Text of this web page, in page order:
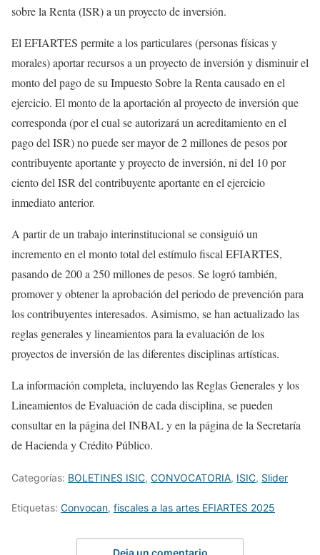
sobre la Renta (ISR) a un proyecto de inversión.
El EFIARTES permite a los particulares (personas físicas y
morales) aportar recursos a un proyecto de inversión y disminuir el
monto del pago de suImpuestoSobre laRenta causado en el
ejercicio. El monto de la aportación al proyecto de inversión que
corresponda (por el cual se autorizará unacreditamientoen el
pago del ISR) no puede ser mayor de 2 millones de pesos por
contribuyente aportante yproyecto de inversión, ni del 10por
cientodel ISR del contribuyente aportante en el ejercicio
inmediato anterior.
A partir de un trabajo interinstitucional se consiguió un
incremento en el monto total del estímulo fiscal EFIARTES,
pasando de 200 a 250 millones de pesos. Se logró también,
promover y obtener la aprobación del periodo de prevención para
los contribuyentes interesados. Asimismo, se han actualizado las
reglas generales y lineamientos para la evaluación de los
proyectos de inversión de las diferentes disciplinas artísticas.
La información completa, incluyendo las Reglas Generales y los
Lineamientos de Evaluación de cada disciplina, se pueden
consultar en la página del INBAL y en la página de la Secretaría
de Hacienda y Crédito Público.
Categorías: BOLETINES ISIC, CONVOCATORIA, ISIC, Slider
Etiquetas: Convocan, fiscales a las artes EFIARTES 2025
Deja un comentario